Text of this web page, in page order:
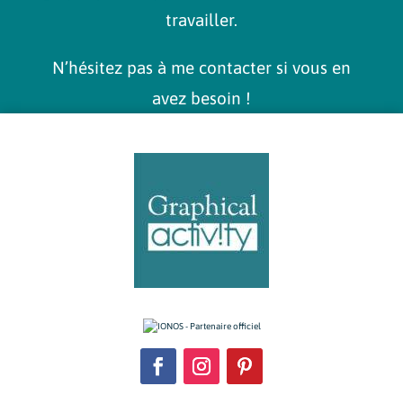
travailler.
N’hésitez pas à me contacter si vous en
avez besoin !